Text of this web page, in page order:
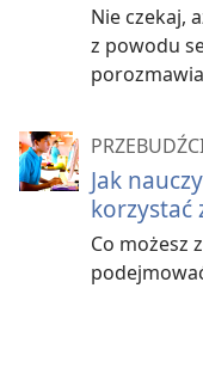
Nie czekaj,
z powodu
Jak
korzystać
Co możesz